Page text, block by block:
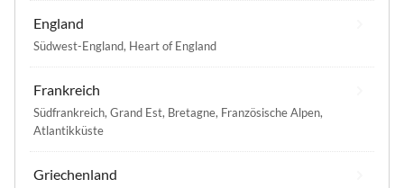
England
Südwest-England, Heart of England
Frankreich
Südfrankreich, Grand Est, Bretagne, Französische Alpen,
Atlantikküste
Griechenland